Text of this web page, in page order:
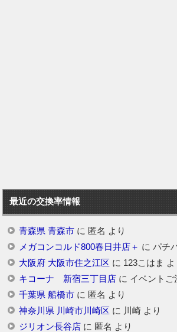
最近の交換率情報
青森県 青森市に 匿名 より
メガコンコルド800春日井店＋ に パチ
大阪府 大阪市住之江区 に 123こはま よ
キコーナ 新宿三丁目店に イベントご
千葉県 船橋市に 匿名 より
神奈川県 川崎市川崎区 に 川崎より
ジリオン長谷店に 匿名 より